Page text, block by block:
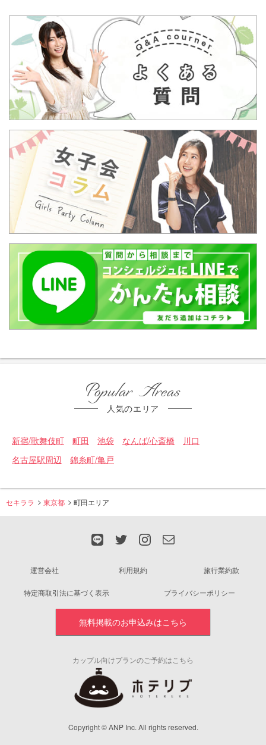
Popular Areas
人気のエリア
新宿/歌舞伎町 町田 池袋 なんば/心斎橋
川口
名古屋駅周辺
錦糸町/亀戸
セキララ 東京都 町田エリア
運営会社 利用規約 旅行業約款
特定商取引法に基づく表示 プライバシーポリシー
無料掲載のお申込みはこちら
カップル向けプランのご予約はこちら
Copyright © ANP Inc. All rights reserved.